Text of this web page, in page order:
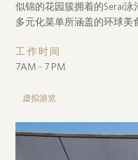
似锦的花园簇拥着的Serai
多元化菜单所涵盖的环球美
工作时间
7AM - 7 PM
虚拟游览